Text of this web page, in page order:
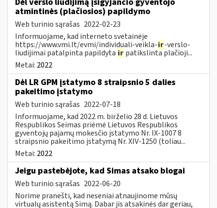
atmintinės (plačiosios) papildymo
Web turinio sąrašas 2022-02-23
Informuojame, kad interneto svetainėje
https://www.vmi.lt/evmi/individuali-veikla-ir-verslo-
liudijimai patalpinta papildyta ir patikslinta plačioji...
Metai: 2022
Dėl LR GPM įstatymo 8 straipsnio 5 dalies
pakeitimo įstatymo
Web turinio sąrašas 2022-07-18
Informuojame, kad 2022 m. birželio 28 d. Lietuvos
Respublikos Seimas priėmė Lietuvos Respublikos
gyventojų pajamų mokesčio įstatymo Nr. IX-1007 8
straipsnio pakeitimo įstatymą Nr. XIV-1250 (toliau...
Metai: 2022
Jeigu pastebėjote, kad Simas atsako blogai
Web turinio sąrašas 2022-06-20
Norime pranešti, kad neseniai atnaujinome mūsų
virtualų asistentą Simą. Dabar jis atsakinės dar geriau,